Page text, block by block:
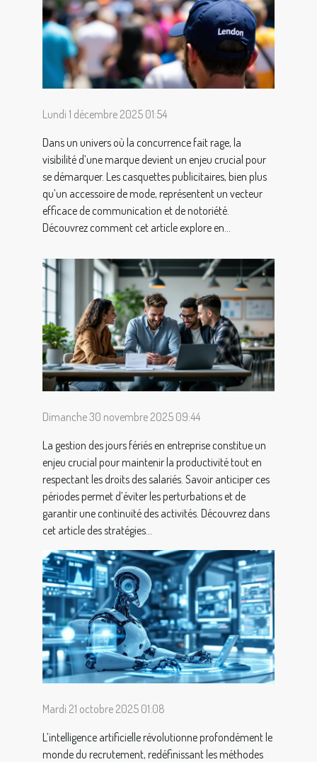
Lundi 1 décembre 2025 01:54
Dans un univers où la concurrence fait rage, la
visibilité d’une marque devient un enjeu crucial pour
se démarquer. Les casquettes publicitaires, bien plus
qu’un accessoire de mode, représentent un vecteur
efficace de communication et de notoriété.
Découvrez comment cet article explore en...
Dimanche 30 novembre 2025 09:44
La gestion des jours fériés en entreprise constitue un
enjeu crucial pour maintenir la productivité tout en
respectant les droits des salariés. Savoir anticiper ces
périodes permet d’éviter les perturbations et de
garantir une continuité des activités. Découvrez dans
cet article des stratégies...
Mardi 21 octobre 2025 01:08
L’intelligence artificielle révolutionne profondément le
monde du recrutement, redéfinissant les méthodes